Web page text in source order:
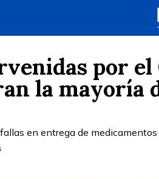
por
la mayoría
en entrega de medicamentos